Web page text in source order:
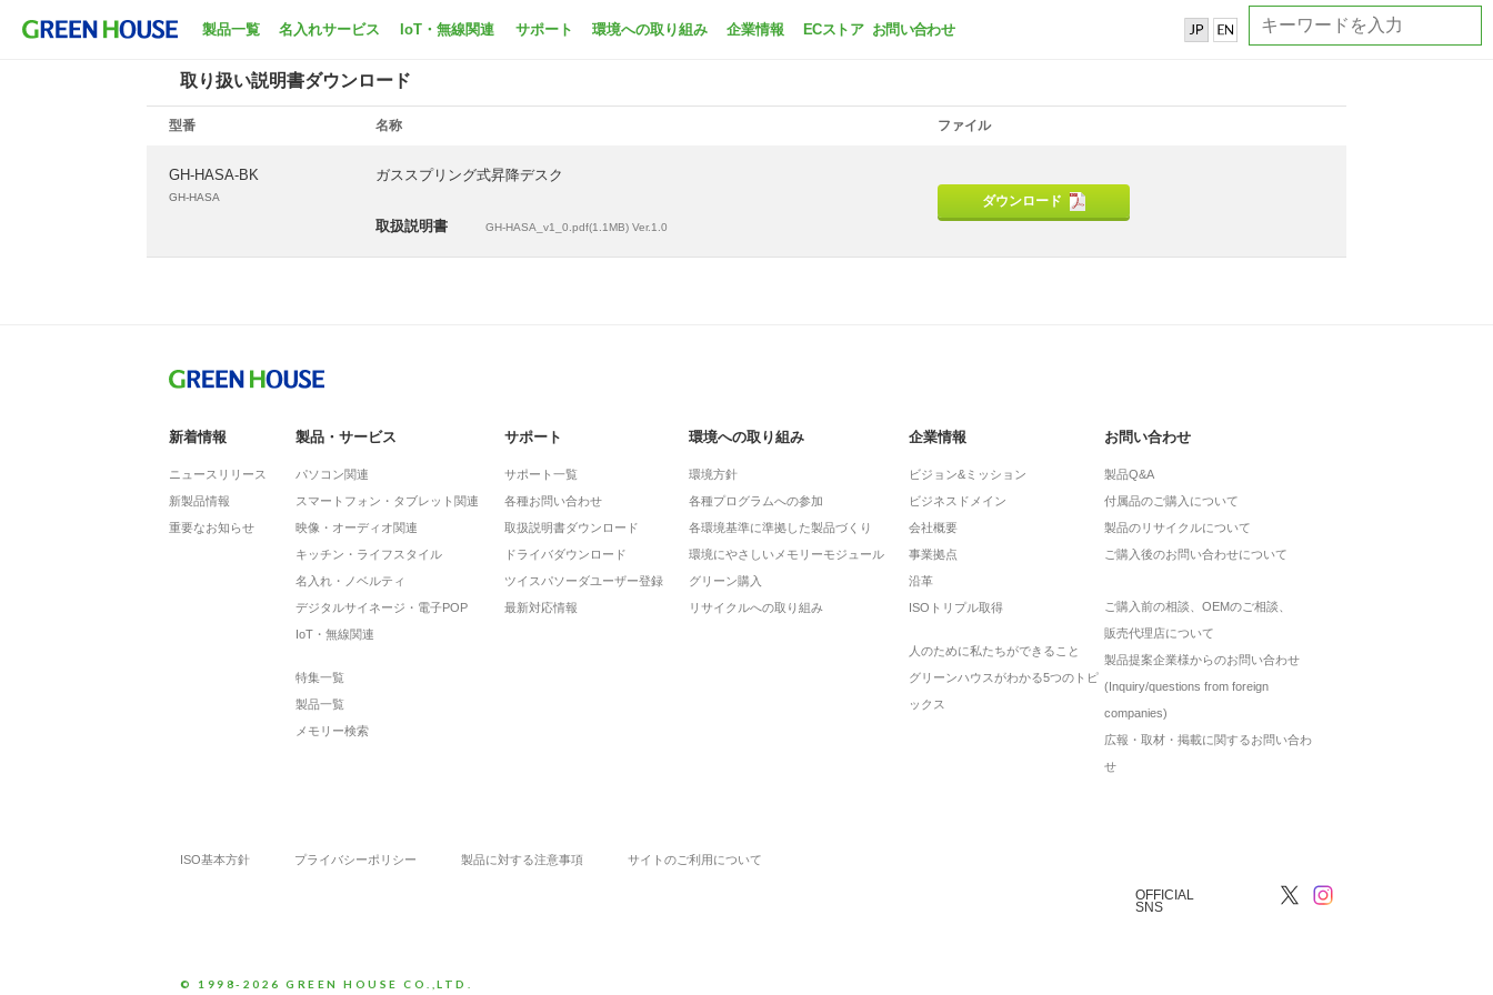
製品一覧 名入れサービス IoT・無線関連 サポート 環境への取り組み 企業情報 ECストア お問い合わせ
ホーム
取り扱い説明書ダウンロード
型番 名称 ファイル
GH-HASA-BK
GH-HASA
ガススプリング式昇降デスク
取扱説明書 GH-HASA_v1_0.pdf(1.1MB) Ver.1.0
ダウンロード
新着情報
ニュースリリース
新製品情報
重要なお知らせ
製品・サービス
パソコン関連
スマートフォン・タブレット関連
映像・オーディオ関連
キッチン・ライフスタイル
名入れ・ノベルティ
デジタルサイネージ・電子POP
IoT・無線関連
特集一覧
製品一覧
メモリー検索
サポート
サポート一覧
各種お問い合わせ
取扱説明書ダウンロード
ドライバダウンロード
ツイスパソーダユーザー登録
最新対応情報
環境への取り組み
環境方針
各種プログラムへの参加
各環境基準に準拠した製品づくり
環境にやさしいメモリーモジュール
グリーン購入
リサイクルへの取り組み
企業情報
ビジョン&ミッション
ビジネスドメイン
会社概要
事業拠点
沿革
ISOトリプル取得
人のために私たちができること
グリーンハウスがわかる5つのトピ
ックス
お問い合わせ
製品Q&A
付属品のご購入について
製品のリサイクルについて
ご購入後のお問い合わせについて
ご購入前の相談、OEMのご相談、
販売代理店について
製品提案企業様からのお問い合わせ
(Inquiry/questions from foreign
companies)
広報・取材・掲載に関するお問い合わ
せ
ISO基本方針 プライバシーポリシー 製品に対する注意事項 サイトのご利用について
OFFICIAL
SNS
© 1998-2026 GREEN HOUSE CO.,LTD.